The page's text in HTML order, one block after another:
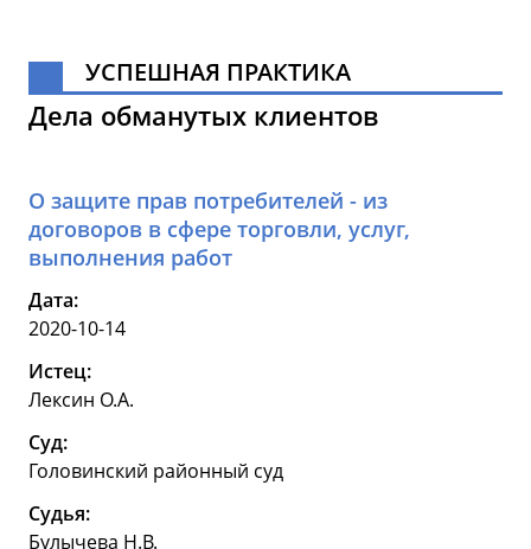
УСПЕШНАЯ ПРАКТИКА
Дела обманутых клиентов
О защите прав потребителей - из
договоров в сфере торговли, услуг,
выполнения работ
Дата:
2020-10-14
Истец:
Лексин О.А.
Суд:
Головинский районный суд
Судья:
Булычева Н.В.